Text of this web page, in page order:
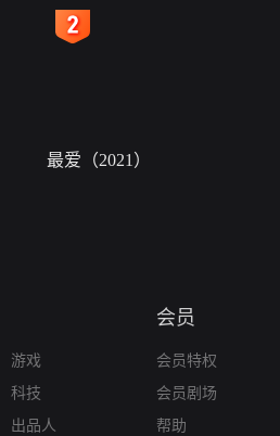
最爱（2021）
游戏
科技
出品人
会员
会员特权
会员剧场
帮助